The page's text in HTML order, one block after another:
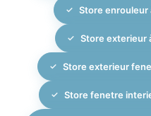
Store enrouleur
Store exterieur
Store exterieur
Store fenetre